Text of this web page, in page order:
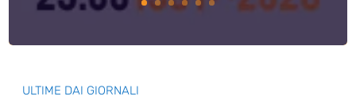
ULTIME DAI GIORNALI